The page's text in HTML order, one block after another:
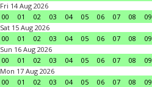
Fri 14 Aug 2026
00
01 02 03 04 05 06 07 08 09
Sat 15 Aug 2026
00
01 02 03 04 05 06 07 08 09
Sun 16 Aug 2026
00
01 02 03 04 05 06 07 08 09
Mon 17 Aug 2026
00
01 02 03 04 05 06 07 08 09